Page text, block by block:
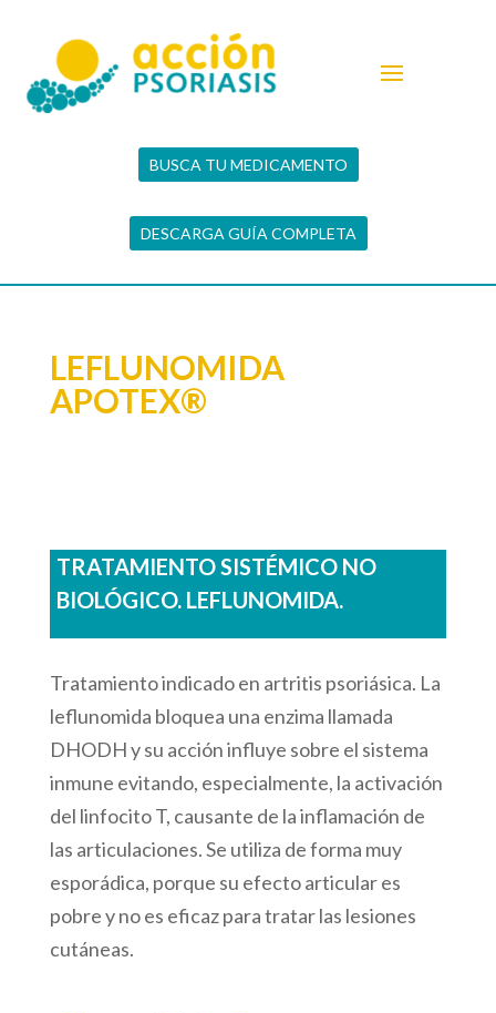
BUSCA TU MEDICAMENTO
DESCARGA GUÍA COMPLETA
LEFLUNOMIDA
APOTEX®
TRATAMIENTO SISTÉMICO NO
BIOLÓGICO. LEFLUNOMIDA.
Tratamiento indicado en artritis psoriásica. La
leflunomida bloquea una enzima llamada
DHODH y su acción influye sobre el sistema
inmune evitando, especialmente, la activación
del linfocito T, causante de la inflamación de
las articulaciones. Se utiliza de forma muy
esporádica, porque su efecto articular es
pobre y no es eficaz para tratar las lesiones
cutáneas.